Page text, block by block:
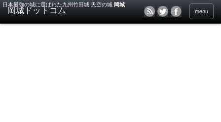
日本最強の城に選ばれた九州竹田城 天空の城 岡城
menu